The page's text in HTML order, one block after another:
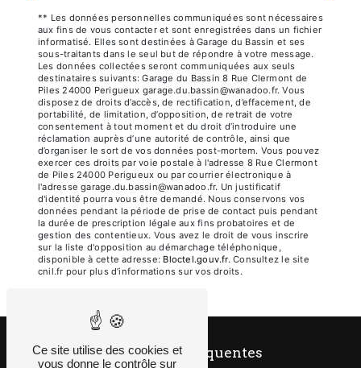
** Les données personnelles communiquées sont nécessaires
aux fins de vous contacter et sont enregistrées dans un fichier
informatisé. Elles sont destinées à Garage du Bassin et ses
sous-traitants dans le seul but de répondre à votre message.
Les données collectées seront communiquées aux seuls
destinataires suivants: Garage du Bassin 8 Rue Clermont de
Piles 24000 Perigueux garage.du.bassin@wanadoo.fr. Vous
disposez de droits d’accès, de rectification, d’effacement, de
portabilité, de limitation, d’opposition, de retrait de votre
consentement à tout moment et du droit d’introduire une
réclamation auprès d’une autorité de contrôle, ainsi que
d’organiser le sort de vos données post-mortem. Vous pouvez
exercer ces droits par voie postale à l'adresse 8 Rue Clermont
de Piles 24000 Perigueux ou par courrier électronique à
l'adresse garage.du.bassin@wanadoo.fr. Un justificatif
d'identité pourra vous être demandé. Nous conservons vos
données pendant la période de prise de contact puis pendant
la durée de prescription légale aux fins probatoires et de
gestion des contentieux. Vous avez le droit de vous inscrire
sur la liste d'opposition au démarchage téléphonique,
disponible à cette adresse:
Bloctel.gouv.fr. Consultez le site
cnil.fr pour plus d’informations sur vos droits.
Recherches fréquentes
Ce site utilise des cookies et
vous donne le contrôle sur